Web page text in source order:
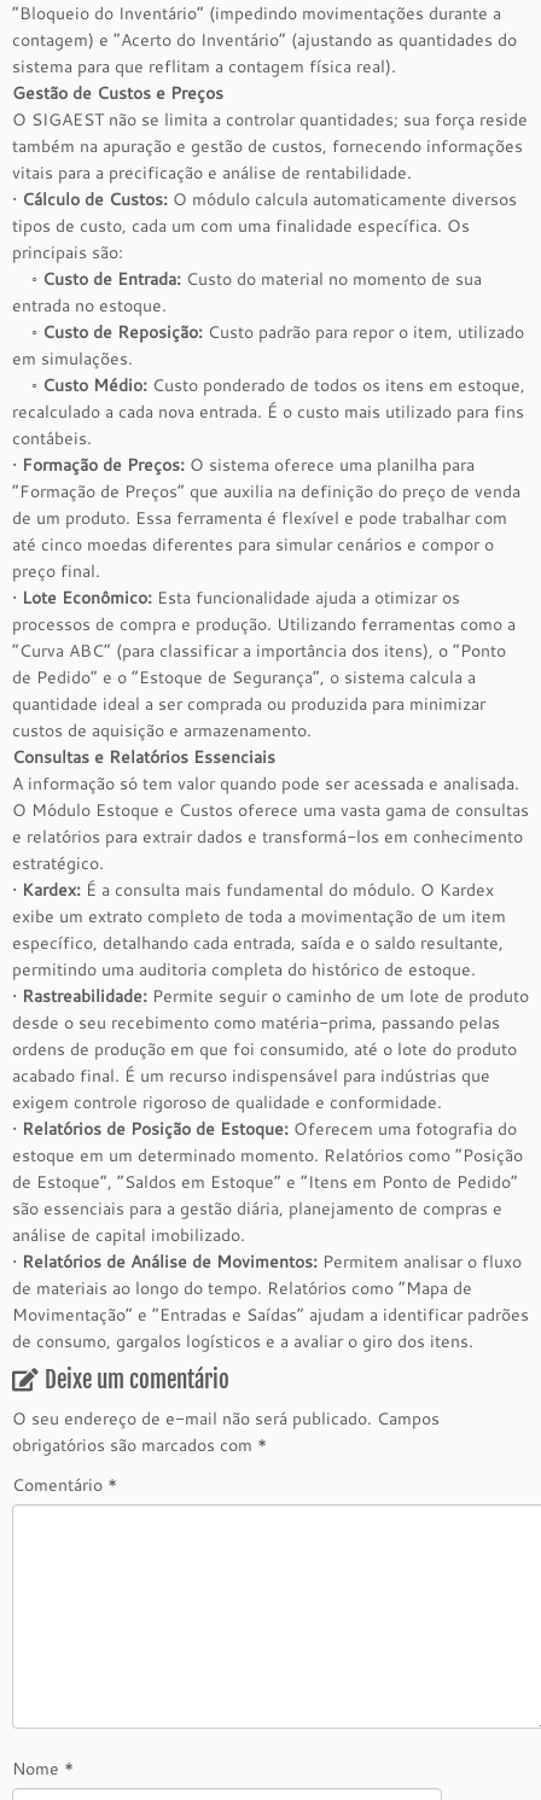
“Bloqueio do Inventário” (impedindo movimentações durante a
contagem) e “Acerto do Inventário” (ajustando as quantidades do
sistema para que reflitam a contagem física real).
Gestão de Custos e Preços
O SIGAEST não se limita a controlar quantidades; sua força reside
também na apuração e gestão de custos, fornecendo informações
vitais para a precificação e análise de rentabilidade.
• Cálculo de Custos: O módulo calcula automaticamente diversos
tipos de custo, cada um com uma finalidade específica. Os
principais são:
◦ Custo de Entrada: Custo do material no momento de sua
entrada no estoque.
◦ Custo de Reposição: Custo padrão para repor o item, utilizado
em simulações.
◦ Custo Médio: Custo ponderado de todos os itens em estoque,
recalculado a cada nova entrada. É o custo mais utilizado para fins
contábeis.
• Formação de Preços: O sistema oferece uma planilha para
“Formação de Preços” que auxilia na definição do preço de venda
de um produto. Essa ferramenta é flexível e pode trabalhar com
até cinco moedas diferentes para simular cenários e compor o
preço final.
• Lote Econômico: Esta funcionalidade ajuda a otimizar os
processos de compra e produção. Utilizando ferramentas como a
“Curva ABC” (para classificar a importância dos itens), o “Ponto
de Pedido” e o “Estoque de Segurança”, o sistema calcula a
quantidade ideal a ser comprada ou produzida para minimizar
custos de aquisição e armazenamento.
Consultas e Relatórios Essenciais
A informação só tem valor quando pode ser acessada e analisada.
O Módulo Estoque e Custos oferece uma vasta gama de consultas
e relatórios para extrair dados e transformá-los em conhecimento
estratégico.
• Kardex: É a consulta mais fundamental do módulo. O Kardex
exibe um extrato completo de toda a movimentação de um item
específico, detalhando cada entrada, saída e o saldo resultante,
permitindo uma auditoria completa do histórico de estoque.
• Rastreabilidade: Permite seguir o caminho de um lote de produto
desde o seu recebimento como matéria-prima, passando pelas
ordens de produção em que foi consumido, até o lote do produto
acabado final. É um recurso indispensável para indústrias que
exigem controle rigoroso de qualidade e conformidade.
• Relatórios de Posição de Estoque: Oferecem uma fotografia do
estoque em um determinado momento. Relatórios como “Posição
de Estoque”, “Saldos em Estoque” e “Itens em Ponto de Pedido”
são essenciais para a gestão diária, planejamento de compras e
análise de capital imobilizado.
• Relatórios de Análise de Movimentos: Permitem analisar o fluxo
de materiais ao longo do tempo. Relatórios como “Mapa de
Movimentação” e “Entradas e Saídas” ajudam a identificar padrões
de consumo, gargalos logísticos e a avaliar o giro dos itens.
Deixe um comentário
O seu endereço de e-mail não será publicado. Campos
obrigatórios são marcados com *
Comentário *
Nome *